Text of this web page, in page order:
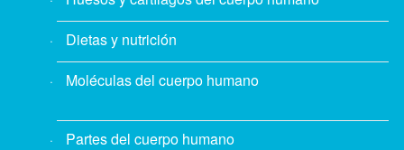
Dietas y nutrición
Moléculas del cuerpo humano
Partes del cuerpo humano